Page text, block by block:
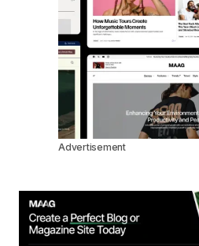
Advertisement